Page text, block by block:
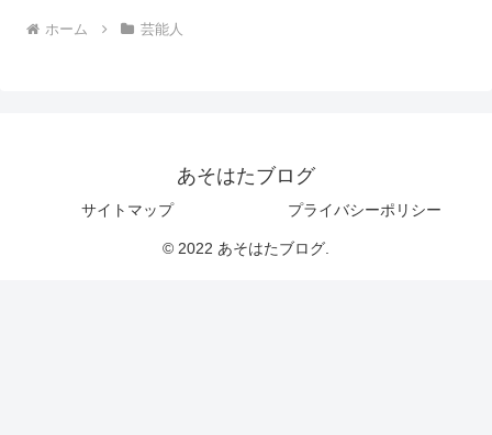
ホーム 芸能人
あそはたブログ
サイトマップ プライバシーポリシー
© 2022 あそはたブログ.